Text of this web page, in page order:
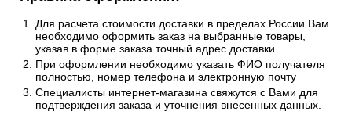
Для расчета стоимости доставки в пределах России Вам
необходимо оформить заказ на выбранные товары,
указав в форме заказа точный адрес доставки.
При оформлении необходимо указать ФИО получателя
полностью, номер телефона и электронную почту
Специалисты интернет-магазина свяжутся с Вами для
подтверждения заказа и уточнения внесенных данных.